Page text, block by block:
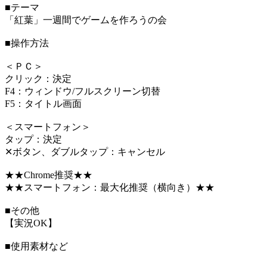
■テーマ
「紅葉」一週間でゲームを作ろうの会
■操作方法
＜ＰＣ＞
クリック：決定
F4：ウィンドウ/フルスクリーン切替
F5：タイトル画面
＜スマートフォン＞
タップ：決定
✕ボタン、ダブルタップ：キャンセル
★★Chrome推奨★★
★★スマートフォン：最大化推奨（横向き）★★
■その他
【実況OK】
■使用素材など